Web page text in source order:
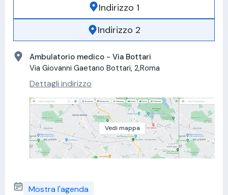
Indirizzo 1
Indirizzo 2
Ambulatorio medico - Via Bottari
Via Giovanni Gaetano Bottari, 2,Roma
Dettagli indirizzo
Vedi mappa
Mostra l'agenda